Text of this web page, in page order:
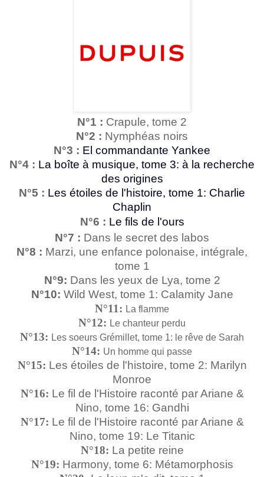
N°1 : Crapule, tome 2
N°2 : Nymphéas noirs
N°3 : El commandante Yankee
N°4 : La boîte à musique, tome 3: à la recherche
des origines
N°5 : Les étoiles de l'histoire, tome 1: Charlie
Chaplin
N°6 : Le fils de l'ours
N°7 : Dans le secret des labos
N°8 : Marzi, une enfance polonaise, intégrale,
tome 1
N°9: Dans les yeux de Lya, tome 2
N°10: Wild West, tome 1: Calamity Jane
N°11: La flamme
N°12: Le chanteur perdu
N°13: Les soeurs Grémillet, tome 1: le rêve de Sarah
N°14: Un homme qui passe
N°15: Les étoiles de l'histoire, tome 2: Marilyn
Monroe
N°16: Le fil de l'Histoire raconté par Ariane &
Nino, tome 16: Gandhi
N°17: Le fil de l'Histoire raconté par Ariane &
Nino, tome 19: Le Titanic
N°18: La petite reine
N°19: Harmony, tome 6: Métamorphosis